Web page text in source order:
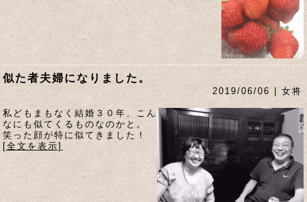
似た者夫婦になりました。
2019/06/06 | 女将
私どもまもなく結婚３０年、こん
なにも似てくるものなのかと。
笑った顔が特に似てきました！
[全文を表示]